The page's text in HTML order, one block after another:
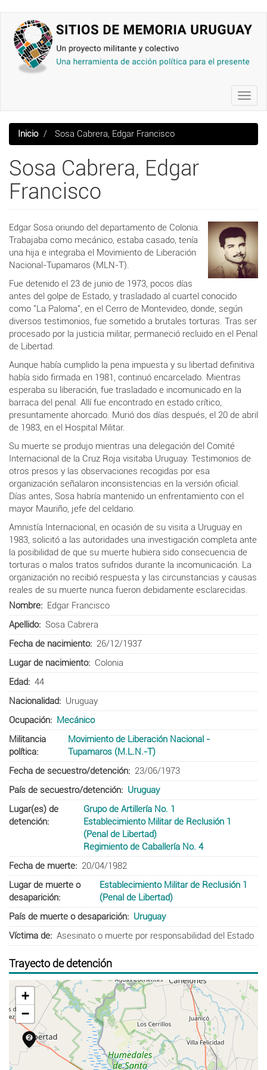
contenido
principal
Inicio Sosa Cabrera, Edgar Francisco
Sosa Cabrera, Edgar
Francisco
Edgar Sosa oriundo del departamento de Colonia.
Trabajaba como mecánico, estaba casado, tenía
una hija e integraba el Movimiento de Liberación
Nacional-Tupamaros (MLN-T).
Fue detenido el 23 de junio de 1973, pocos días
antes del golpe de Estado, y trasladado al cuartel conocido
como "La Paloma", en el Cerro de Montevideo, donde, según
diversos testimonios, fue sometido a brutales torturas. Tras ser
procesado por la justicia militar, permaneció recluido en el Penal
de Libertad.
Aunque había cumplido la pena impuesta y su libertad definitiva
había sido firmada en 1981, continuó encarcelado. Mientras
esperaba su liberación, fue trasladado e incomunicado en la
barraca del penal. Allí fue encontrado en estado crítico,
presuntamente ahorcado. Murió dos días después, el 20 de abril
de 1983, en el Hospital Militar.
Su muerte se produjo mientras una delegación del Comité
Internacional de la Cruz Roja visitaba Uruguay. Testimonios de
otros presos y las observaciones recogidas por esa
organización señalaron inconsistencias en la versión oficial.
Días antes, Sosa habría mantenido un enfrentamiento con el
mayor Mauriño, jefe del celdario.
Amnistía Internacional, en ocasión de su visita a Uruguay en
1983, solicitó a las autoridades una investigación completa ante
la posibilidad de que su muerte hubiera sido consecuencia de
torturas o malos tratos sufridos durante la incomunicación. La
organización no recibió respuesta y las circunstancias y causas
reales de su muerte nunca fueron debidamente esclarecidas.
Nombre
Edgar Francisco
Apellido
Sosa Cabrera
Fecha de nacimiento
26/12/1937
Lugar de nacimiento
Colonia
Edad
44
Nacionalidad
Uruguay
Ocupación
Mecánico
Militancia
política
Movimiento de Liberación Nacional -
Tupamaros (M.L.N.-T)
Fecha de secuestro/detención
23/06/1973
País de secuestro/detención
Uruguay
Lugar(es) de
detención
Grupo de Artillería No. 1
Establecimiento Militar de Reclusión 1
(Penal de Libertad)
Regimiento de Caballería No. 4
Fecha de muerte
20/04/1982
Lugar de muerte o
desaparición
Establecimiento Militar de Reclusión 1
(Penal de Libertad)
País de muerte o desaparición
Uruguay
Víctima de
Asesinato o muerte por responsabilidad del Estado
Trayecto de detención
+
−